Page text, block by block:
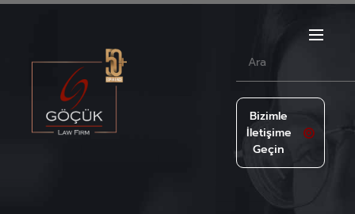
Bizimle
İletişime
Geçin